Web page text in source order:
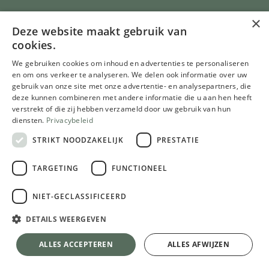
Leefruimte
Slaapkamer
Dressing
Badkamer
Totaalinrichting
Parket, vinyl, tapijtvloeren
Glazen deuren
De Meubelwinkel
Realisaties
Blog
×
Deze website maakt gebruik van
cookies.
We gebruiken cookies om inhoud en advertenties te personaliseren
en om ons verkeer te analyseren. We delen ook informatie over uw
gebruik van onze site met onze advertentie- en analysepartners, die
deze kunnen combineren met andere informatie die u aan hen heeft
verstrekt of die zij hebben verzameld door uw gebruik van hun
diensten. Privacybeleid
STRIKT NOODZAKELIJK
PRESTATIE
TARGETING FUNCTIONEEL
NIET-GECLASSIFICEERD
DETAILS WEERGEVEN
ALLES ACCEPTEREN ALLES AFWIJZEN